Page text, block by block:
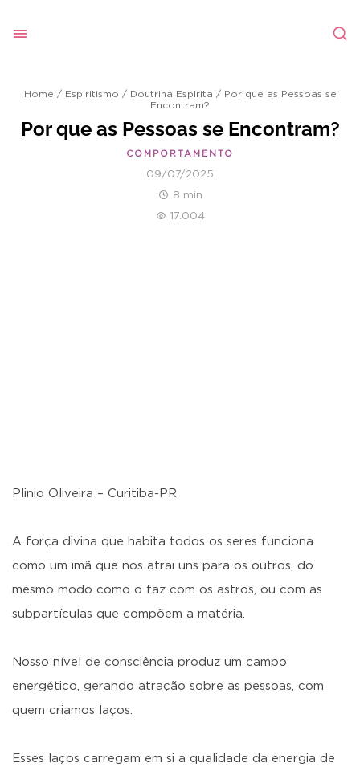
Home / Espiritismo / Doutrina Espirita / Por que as Pessoas se
Encontram?
Por que as Pessoas se Encontram?
COMPORTAMENTO
09/07/2025
8 min
17.004
Plinio Oliveira – Curitiba-PR
A força divina que habita todos os seres funciona
como um imã que nos atrai uns para os outros, do
mesmo modo como o faz com os astros, ou com as
subpartículas que compõem a matéria.
Nosso nível de consciência produz um campo
energético, gerando atração sobre as pessoas, com
quem criamos laços.
Esses laços carregam em si a qualidade da energia de